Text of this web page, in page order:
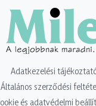
Adatkezelési
Általános szerződési
és adatvédelmi